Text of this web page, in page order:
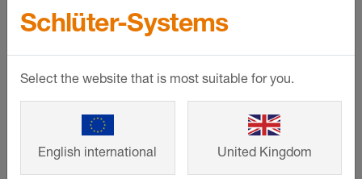
Rengöringsmedel
Nedladdningar
Kontakt
Schlüter-Systems
Select the website that is most suitable for you.
English international United Kingdom